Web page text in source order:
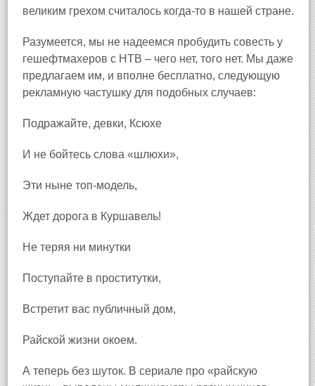
великим грехом считалось когда‑то в нашей стране.
Разумеется, мы не надеемся пробудить совесть у
гешефтмахеров с НТВ – чего нет, того нет. Мы даже
предлагаем им, и вполне бесплатно, следующую
рекламную частушку для подобных случаев:
Подражайте, девки, Ксюхе
И не бойтесь слова «шлюхи»,
Эти ныне топ‑модель,
Ждет дорога в Куршавель!
Не теряя ни минутки
Поступайте в проститутки,
Встретит вас публичный дом,
Райской жизни окоем.
А теперь без шуток. В сериале про «райскую